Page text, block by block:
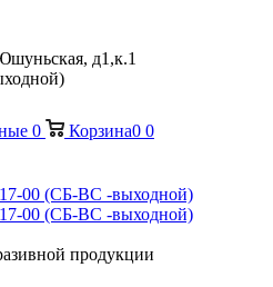
д1,к.1
0 Корзина0 0
00 (СБ-ВС -выходной)
00 (СБ-ВС -выходной)
продукции